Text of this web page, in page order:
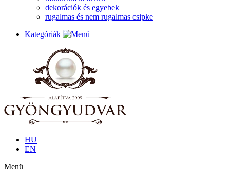
dekorációk és egyebek
rugalmas és nem rugalmas csipke
Kategóriák
HU
EN
Menü